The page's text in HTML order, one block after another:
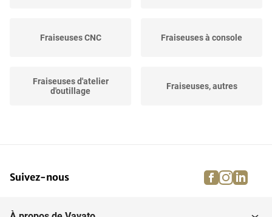
Fraiseuses CNC Fraiseuses à console
Fraiseuses d'atelier
d'outillage
Fraiseuses, autres
Suivez-nous facebook